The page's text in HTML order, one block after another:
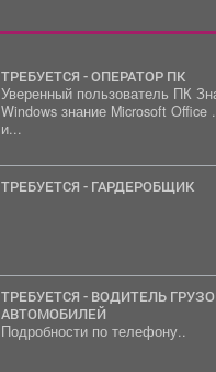
ТРЕБУЕТСЯ - ОПЕРАТОР ПК
Уверенный пользователь ПК
Windows знание Microsoft Office . Обработка
и...
ТРЕБУЕТСЯ - ГАРДЕРОБЩИК
ТРЕБУЕТСЯ - ВОДИТЕЛЬ ГРУЗОВЫХ
АВТОМОБИЛЕЙ
Подробности по телефону..